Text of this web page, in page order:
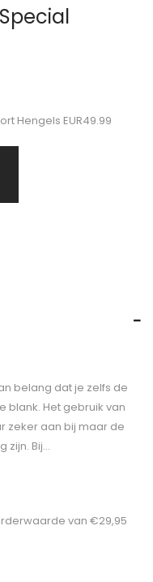
Hengels EUR49.99
belang dat je zelfs de
blank. Het gebruik van
zeker aan bij maar de
zijn. Bij…
van €29,95